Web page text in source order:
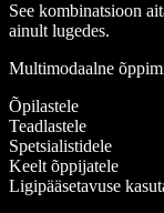
See kombinatsioon
ainult lugedes.
Multimodaalne
Õpilastele
Teadlastele
Spetsialistidele
Keelt õppijatele
Ligipääsetavuse